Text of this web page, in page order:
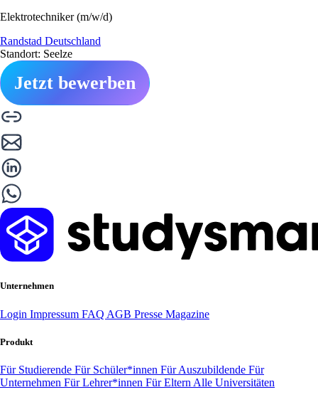
Elektrotechniker (m/w/d)
Randstad Deutschland
Standort: Seelze
Jetzt bewerben
Unternehmen
Login Impressum FAQ AGB Presse Magazine
Produkt
Für Studierende Für Schüler*innen Für Auszubildende Für
Unternehmen Für Lehrer*innen Für Eltern Alle Universitäten